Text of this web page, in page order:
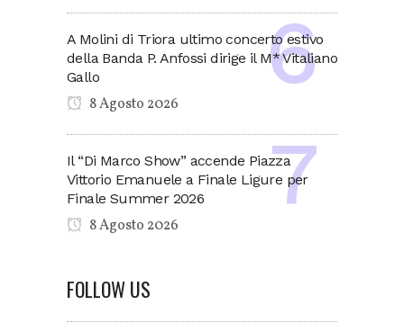
A Molini di Triora ultimo concerto estivo
della Banda P. Anfossi dirige il M* Vitaliano
Gallo
8 Agosto 2026
Il “Di Marco Show” accende Piazza
Vittorio Emanuele a Finale Ligure per
Finale Summer 2026
8 Agosto 2026
FOLLOW US